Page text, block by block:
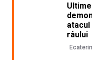
râului